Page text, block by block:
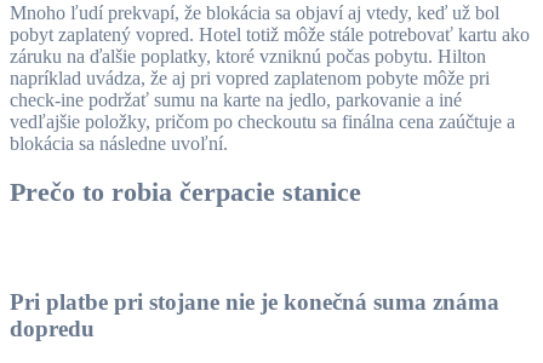
Mnoho ľudí prekvapí, že blokácia sa objaví aj vtedy, keď už bol
pobyt zaplatený vopred. Hotel totiž môže stále potrebovať kartu ako
záruku na ďalšie poplatky, ktoré vzniknú počas pobytu. Hilton
napríklad uvádza, že aj pri vopred zaplatenom pobyte môže pri
check-ine podržať sumu na karte na jedlo, parkovanie a iné
vedľajšie položky, pričom po checkoutu sa finálna cena zaúčtuje a
blokácia sa následne uvoľní.
Prečo to robia čerpacie stanice
Pri platbe pri stojane nie je konečná suma známa
dopredu